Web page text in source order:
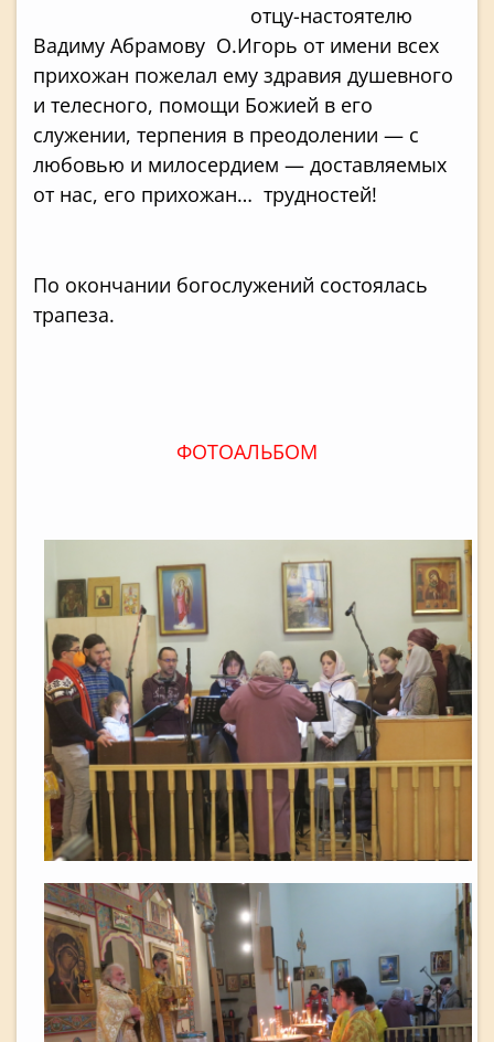
отцу-настоятелю
Вадиму Абрамову О.Игорь от имени всех
прихожан пожелал ему здравия душевного
и телесного, помощи Божией в его
служении, терпения в преодолении — с
любовью и милосердием — доставляемых
от нас, его прихожан… трудностей!
По окончании богослужений состоялась
трапеза.
ФОТОАЛЬБОМ